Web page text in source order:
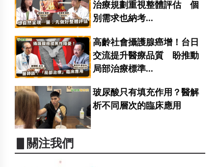
治療規劃重視整體評估 個
別需求也納考...
高齡社會攝護腺癌增！台日
交流提升醫療品質 盼推動
局部治療標準...
玻尿酸只有填充作用？醫解
析不同層次的臨床應用
▋關注我們